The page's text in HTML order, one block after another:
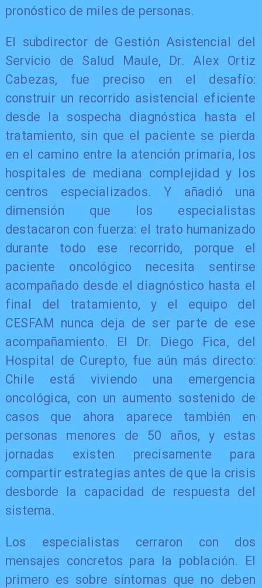
pronóstico de miles de personas.
El subdirector de Gestión Asistencial del
Servicio de Salud Maule, Dr. Alex Ortiz
Cabezas, fue preciso en el desafío:
construir un recorrido asistencial eficiente
desde la sospecha diagnóstica hasta el
tratamiento, sin que el paciente se pierda
en el camino entre la atención primaria, los
hospitales de mediana complejidad y los
centros especializados. Y añadió una
dimensión que los especialistas
destacaron con fuerza: el trato humanizado
durante todo ese recorrido, porque el
paciente oncológico necesita sentirse
acompañado desde el diagnóstico hasta el
final del tratamiento, y el equipo del
CESFAM nunca deja de ser parte de ese
acompañamiento. El Dr. Diego Fica, del
Hospital de Curepto, fue aún más directo:
Chile está viviendo una emergencia
oncológica, con un aumento sostenido de
casos que ahora aparece también en
personas menores de 50 años, y estas
jornadas existen precisamente para
compartir estrategias antes de que la crisis
desborde la capacidad de respuesta del
sistema.
Los especialistas cerraron con dos
mensajes concretos para la población. El
primero es sobre síntomas que no deben